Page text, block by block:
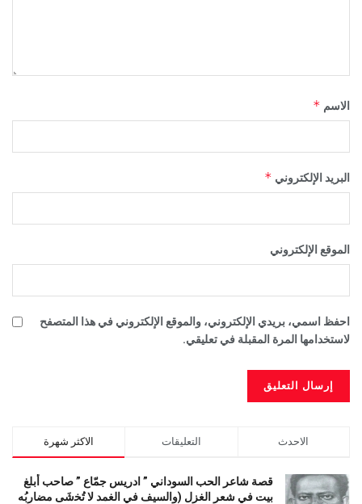
الاسم *
البريد الإلكتروني *
الموقع الإلكتروني
احفظ اسمي، بريدي الإلكتروني، والموقع الإلكتروني في هذا المتصفح
لاستخدامها المرة المقبلة في تعليقي.
الاكثر شهرة التعليقات الاحدث
قصة شاعر الحب السوداني ” ادريس جمّاع ” صاحب أبلغ
بيت في شعر الغزل (وﺍﻟﺴﻴﻒ ﻓﻲ الغمد ﻻ ﺗُﺨشَى مضاربُه